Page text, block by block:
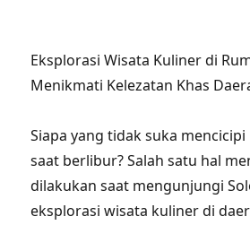
Eksplorasi Wisata Kuliner di
Menikmati Kelezatan Khas
Siapa yang tidak suka
saat berlibur? Salah satu hal
dilakukan saat mengunjungi
eksplorasi wisata kuliner di